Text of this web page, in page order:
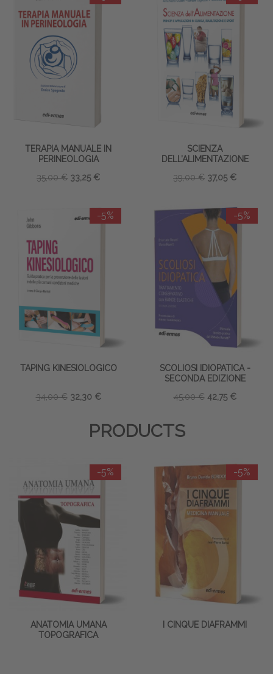
TERAPIA MANUALE IN
PERINEOLOGIA
35,00 € 33,25 €
SCIENZA
DELL’ALIMENTAZIONE
39,00 € 37,05 €
-5%
TAPING KINESIOLOGICO
34,00 € 32,30 €
-5%
SCOLIOSI IDIOPATICA -
SECONDA EDIZIONE
45,00 € 42,75 €
PRODUCTS
-5%
ANATOMIA UMANA
TOPOGRAFICA
-5%
I CINQUE DIAFRAMMI